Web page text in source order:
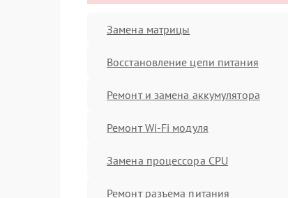
Замена матрицы
Восстановление цепи питания
Ремонт и замена аккумулятора
Ремонт Wi-Fi модуля
Замена процессора CPU
Ремонт разъема питания